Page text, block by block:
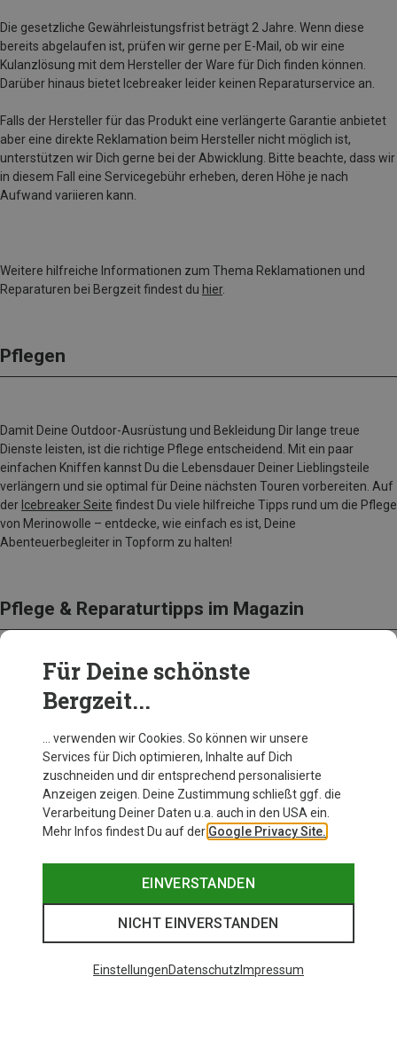
Die gesetzliche Gewährleistungsfrist beträgt 2 Jahre. Wenn diese
bereits abgelaufen ist, prüfen wir gerne per E-Mail, ob wir eine
Kulanzlösung mit dem Hersteller der Ware für Dich finden können.
Darüber hinaus bietet Icebreaker leider keinen Reparaturservice an.
Falls der Hersteller für das Produkt eine verlängerte Garantie anbietet
aber eine direkte Reklamation beim Hersteller nicht möglich ist,
unterstützen wir Dich gerne bei der Abwicklung. Bitte beachte, dass wir
in diesem Fall eine Servicegebühr erheben, deren Höhe je nach
Aufwand variieren kann.
Weitere hilfreiche Informationen zum Thema Reklamationen und
Reparaturen bei Bergzeit findest du hier.
Pflegen
Damit Deine Outdoor-Ausrüstung und Bekleidung Dir lange treue
Dienste leisten, ist die richtige Pflege entscheidend. Mit ein paar
einfachen Kniffen kannst Du die Lebensdauer Deiner Lieblingsteile
verlängern und sie optimal für Deine nächsten Touren vorbereiten. Auf
der Icebreaker Seite findest Du viele hilfreiche Tipps rund um die Pflege
von Merinowolle – entdecke, wie einfach es ist, Deine
Abenteuerbegleiter in Topform zu halten!
Pflege & Reparaturtipps im Magazin
Merinowolle waschen: Schonwäsche oder normal?
JETZT LESEN
Für Deine schönste
Bergzeit...
… verwenden wir Cookies. So können wir unsere
Services für Dich optimieren, Inhalte auf Dich
zuschneiden und dir entsprechend personalisierte
Anzeigen zeigen. Deine Zustimmung schließt ggf. die
Verarbeitung Deiner Daten u.a. auch in den USA ein.
Mehr Infos findest Du auf der Google Privacy Site.
EINVERSTANDEN
NICHT EINVERSTANDEN
EinstellungenDatenschutz Impressum